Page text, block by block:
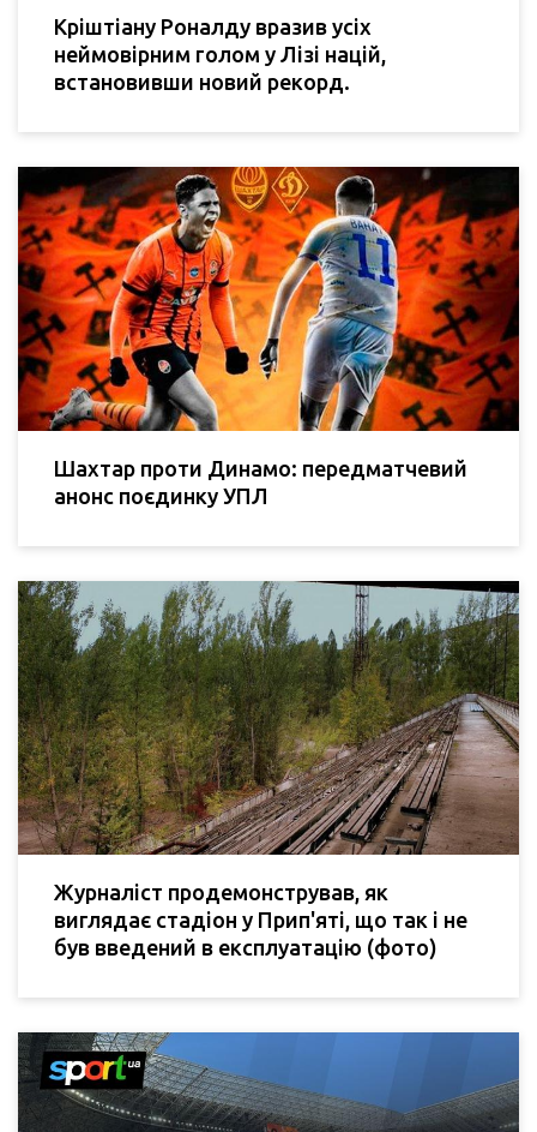
Кріштіану Роналду вразив усіх
неймовірним голом у Лізі націй,
встановивши новий рекорд.
Шахтар проти Динамо: передматчевий
анонс поєдинку УПЛ
Журналіст продемонстрував, як
виглядає стадіон у Прип'яті, що так і не
був введений в експлуатацію (фото)